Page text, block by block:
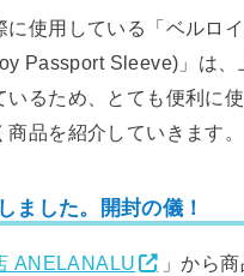
に使用している「ベルロ
Passport Sleeve)」は、
いるため、とても便利に
品を紹介していきます。
ました。開封の儀！
ANELANALU
」から